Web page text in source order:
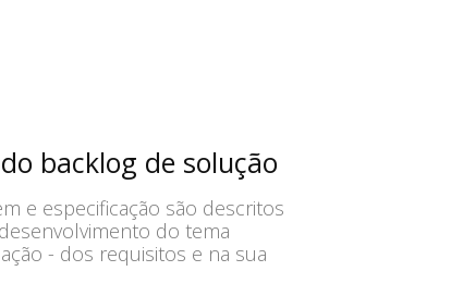
backlog de solução
e especificação são descritos
do tema
- dos requisitos e na sua